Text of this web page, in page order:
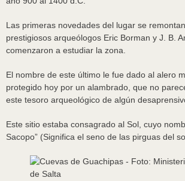
Las primeras novedades del lugar se
prestigiosos arqueólogos Eric Borman y J. B.
comenzaron a estudiar la zona.
El nombre de este último le fue dado al alero
protegido hoy por un alambrado, que no
este tesoro arqueológico de algún
Este sitio estaba consagrado al Sol, cuyo
Sacopo” (Significa el seno de las pirguas del